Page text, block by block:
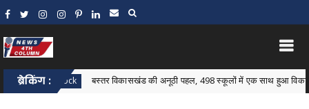
ब्रेकिंग :बस्तर विकासखंड की अनूठी पहल, 498 स्कूलों में एक साथ हुआ विकासखंड स्तरीय